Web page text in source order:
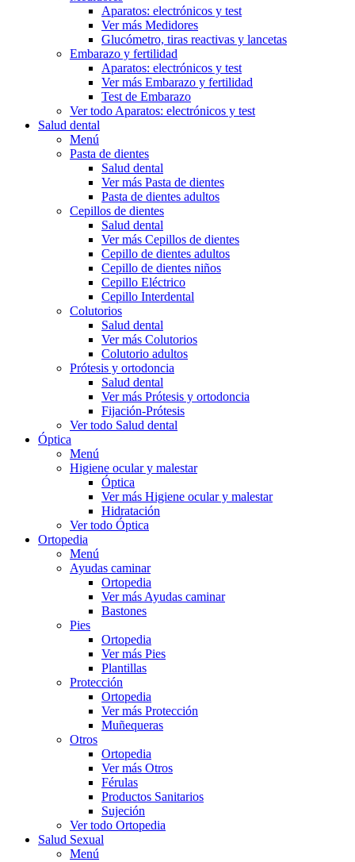
Aparatos: electrónicos y test
Ver más Medidores
Glucómetro, tiras reactivas y lancetas
Embarazo y fertilidad
Aparatos: electrónicos y test
Ver más Embarazo y fertilidad
Test de Embarazo
Ver todo Aparatos: electrónicos y test
Salud dental
Menú
Pasta de dientes
Salud dental
Ver más Pasta de dientes
Pasta de dientes adultos
Cepillos de dientes
Salud dental
Ver más Cepillos de dientes
Cepillo de dientes adultos
Cepillo de dientes niños
Cepillo Eléctrico
Cepillo Interdental
Colutorios
Salud dental
Ver más Colutorios
Colutorio adultos
Prótesis y ortodoncia
Salud dental
Ver más Prótesis y ortodoncia
Fijación-Prótesis
Ver todo Salud dental
Óptica
Menú
Higiene ocular y malestar
Óptica
Ver más Higiene ocular y malestar
Hidratación
Ver todo Óptica
Ortopedia
Menú
Ayudas caminar
Ortopedia
Ver más Ayudas caminar
Bastones
Pies
Ortopedia
Ver más Pies
Plantillas
Protección
Ortopedia
Ver más Protección
Muñequeras
Otros
Ortopedia
Ver más Otros
Férulas
Productos Sanitarios
Sujeción
Ver todo Ortopedia
Salud Sexual
Menú